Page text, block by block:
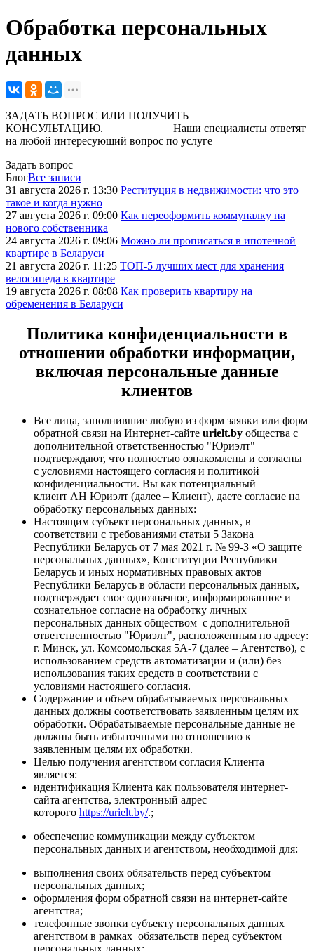
Обработка персональных
данных
ЗАДАТЬ ВОПРОС ИЛИ ПОЛУЧИТЬ
КОНСУЛЬТАЦИЮ. Наши специалисты ответят
на любой интересующий вопрос по услуге
Задать вопрос
БлогВсе записи
31 августа 2026 г. 13:30 Реституция в недвижимости: что это
такое и когда нужно
27 августа 2026 г. 09:00 Как переоформить коммуналку на
нового собственника
24 августа 2026 г. 09:06 Можно ли прописаться в ипотечной
квартире в Беларуси
21 августа 2026 г. 11:25 ТОП-5 лучших мест для хранения
велосипеда в квартире
19 августа 2026 г. 08:08 Как проверить квартиру на
обременения в Беларуси
Политика конфиденциальности в
отношении обработки информации,
включая персональные данные
клиентов
Все лица, заполнившие любую из форм заявки или форм
обратной связи на Интернет-сайте urielt.by общества с
дополнительной ответственностью "Юриэлт"
подтверждают, что полностью ознакомлены и согласны
с условиями настоящего согласия и политикой
конфиденциальности. Вы как потенциальный
клиент АН Юриэлт (далее – Клиент), даете согласие на
обработку персональных данных:
Настоящим субъект персональных данных, в
соответствии с требованиями статьи 5 Закона
Республики Беларусь от 7 мая 2021 г. № 99-З «О защите
персональных данных», Конституции Республики
Беларусь и иных нормативных правовых актов
Республики Беларусь в области персональных данных,
подтверждает свое однозначное, информированное и
сознательное согласие на обработку личных
персональных данных обществом с дополнительной
ответственностью "Юриэлт", расположенным по адресу:
г. Минск, ул. Комсомольская 5А-7 (далее – Агентство), с
использованием средств автоматизации и (или) без
использования таких средств в соответствии с
условиями настоящего согласия.
Содержание и объем обрабатываемых персональных
данных должны соответствовать заявленным целям их
обработки. Обрабатываемые персональные данные не
должны быть избыточными по отношению к
заявленным целям их обработки.
Целью получения агентством согласия Клиента
является:
идентификация Клиента как пользователя интернет-
сайта агентства, электронный адрес
которого https://urielt.by/.;
обеспечение коммуникации между субъектом
персональных данных и агентством, необходимой для:
выполнения своих обязательств перед субъектом
персональных данных;
оформления форм обратной связи на интернет-сайте
агентства;
телефонные звонки субъекту персональных данных
агентством в рамках обязательств перед субъектом
персональных данных;